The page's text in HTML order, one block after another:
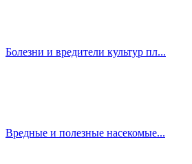
Болезни и вредители культур пл...
Вредные и полезные насекомые...